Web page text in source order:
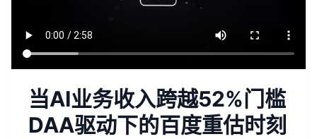
当AI业务收入跨越52%门槛
DAA驱动下的百度重估时刻